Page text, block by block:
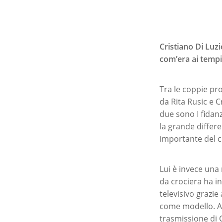
Cristiano Di
com’era ai
Tra le coppie
da Rita Rusic e
due sono I
la grande
importante del
Lui è invece
da crociera ha
televisivo
come modello.
trasmissione di